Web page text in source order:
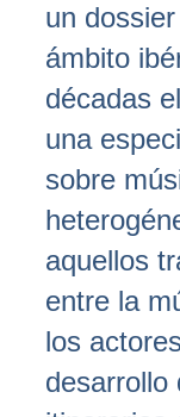
un
ámbito
décadas
una
sobre
aquellos
entre la
los
desarrollo